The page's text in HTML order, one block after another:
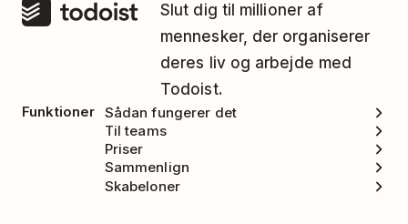
Slut dig til millioner af
mennesker, der organiserer
deres liv og arbejde med
Todoist.
Funktioner Sådan fungerer det
Til teams
Priser
Sammenlign
Skabeloner